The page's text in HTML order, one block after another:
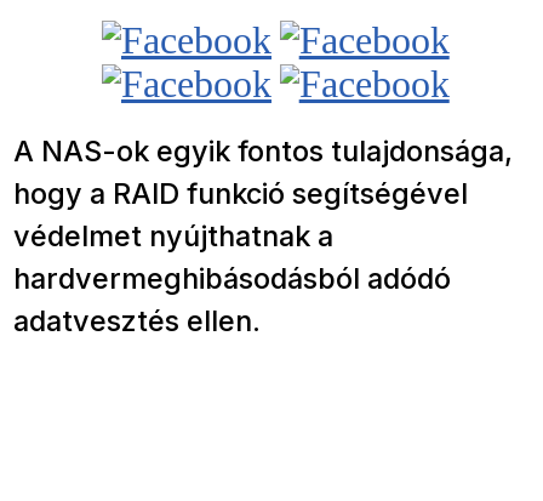
A NAS-ok egyik fontos tulajdonsága,
hogy a RAID funkció segítségével
védelmet nyújthatnak a
hardvermeghibásodásból adódó
adatvesztés ellen.